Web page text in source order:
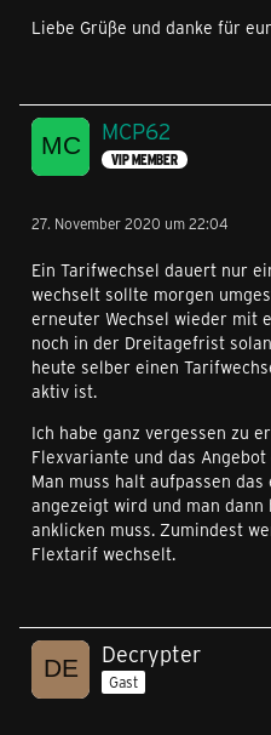
Liebe Grüße und danke für
MCP62
VIP MEMBER
27. November 2020 um 22:04
Ein Tarifwechsel dauert nur
wechselt sollte morgen
erneuter Wechsel wieder mit
noch in der Dreitagefrist
heute selber einen
aktiv ist.
Ich habe ganz vergessen zu
Flexvariante und das
Man muss halt aufpassen
angezeigt wird und man
anklicken muss. Zumindest
Flextarif wechselt.
Decrypter
Gast